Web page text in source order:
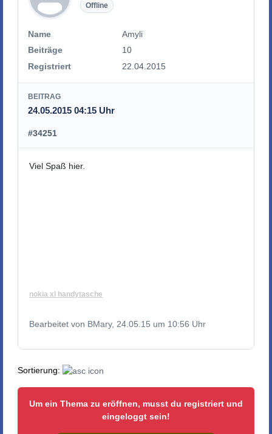
Offline
Name
Amyli
Beiträge
10
Registriert
22.04.2015
BEITRAG
24.05.2015 04:15 Uhr
#34251
Viel Spaß hier.
nokia xl handytasche
Bearbeitet von BMary, 24.05.15 um 10:56 Uhr
Sortierung:
Um ein Thema zu eröffnen, musst du registriert und
eingeloggt sein!